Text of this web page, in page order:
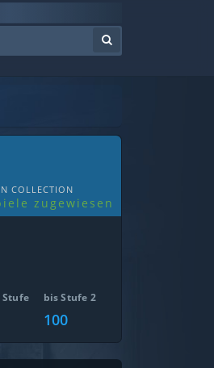
COLLECTION
zugewiesen
Stufe bis Stufe 2
100